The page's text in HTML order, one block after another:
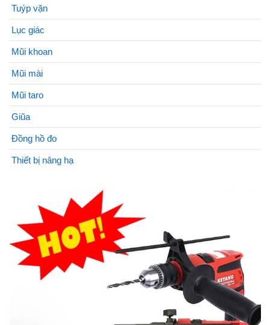
Tuýp vặn
Lục giác
Mũi khoan
Mũi mài
Mũi taro
Giũa
Đồng hồ đo
Thiết bị nâng hạ